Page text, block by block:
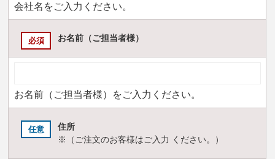
会社名をご入力ください。
お名前（ご担当者様）
必須
お名前（ご担当者様）をご入力ください。
住所
※（ご注文のお客様はご入力 ください。）